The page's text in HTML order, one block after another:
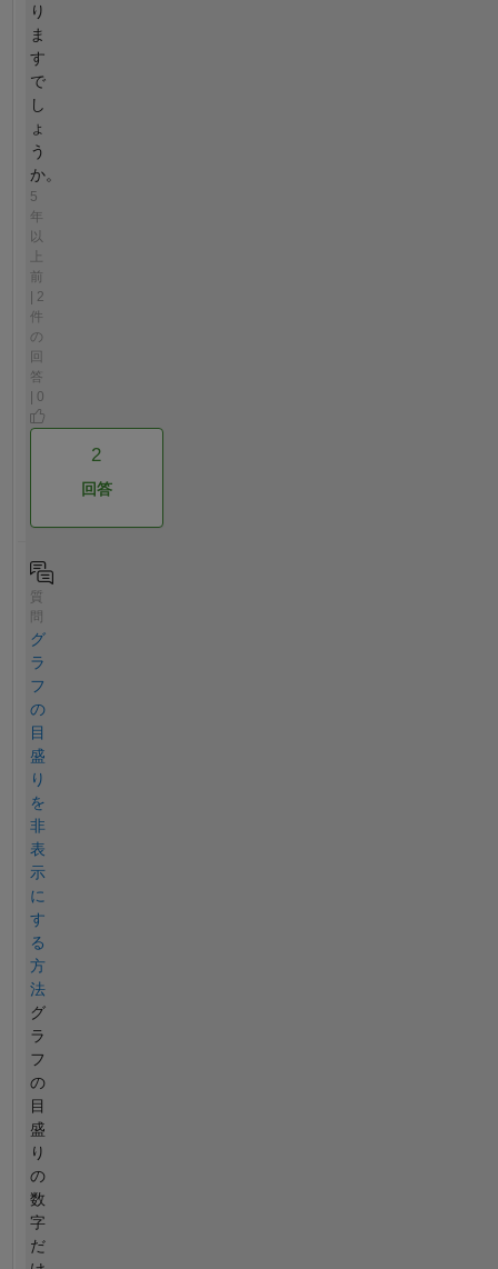
り
ま
す
で
し
ょ
う
か。
5
年
以
前
| 2
件
の
回
答
| 0
2
回答
質
グ
ラ
フ
の
目
盛
り
を
非
表
示
に
す
る
方
法
グ
ラ
フ
の
目
盛
り
の
数
字
だ